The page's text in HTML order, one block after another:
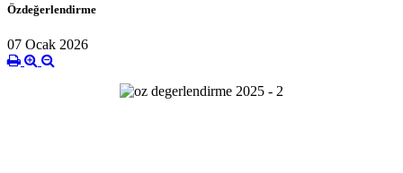
Özdeğerlendirme
07 Ocak 2026